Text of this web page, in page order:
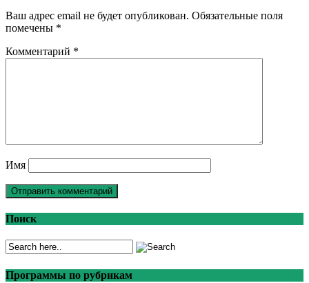
Ваш адрес email не будет опубликован. Обязательные поля
помечены *
Комментарий *
Имя
Поиск
Программы по рубрикам